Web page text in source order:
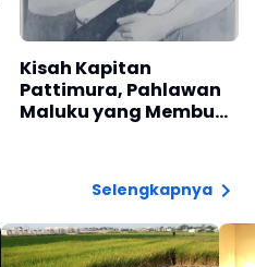
Kisah Kapitan
Pattimura, Pahlawan
Maluku yang Membuat
Selengkapnya